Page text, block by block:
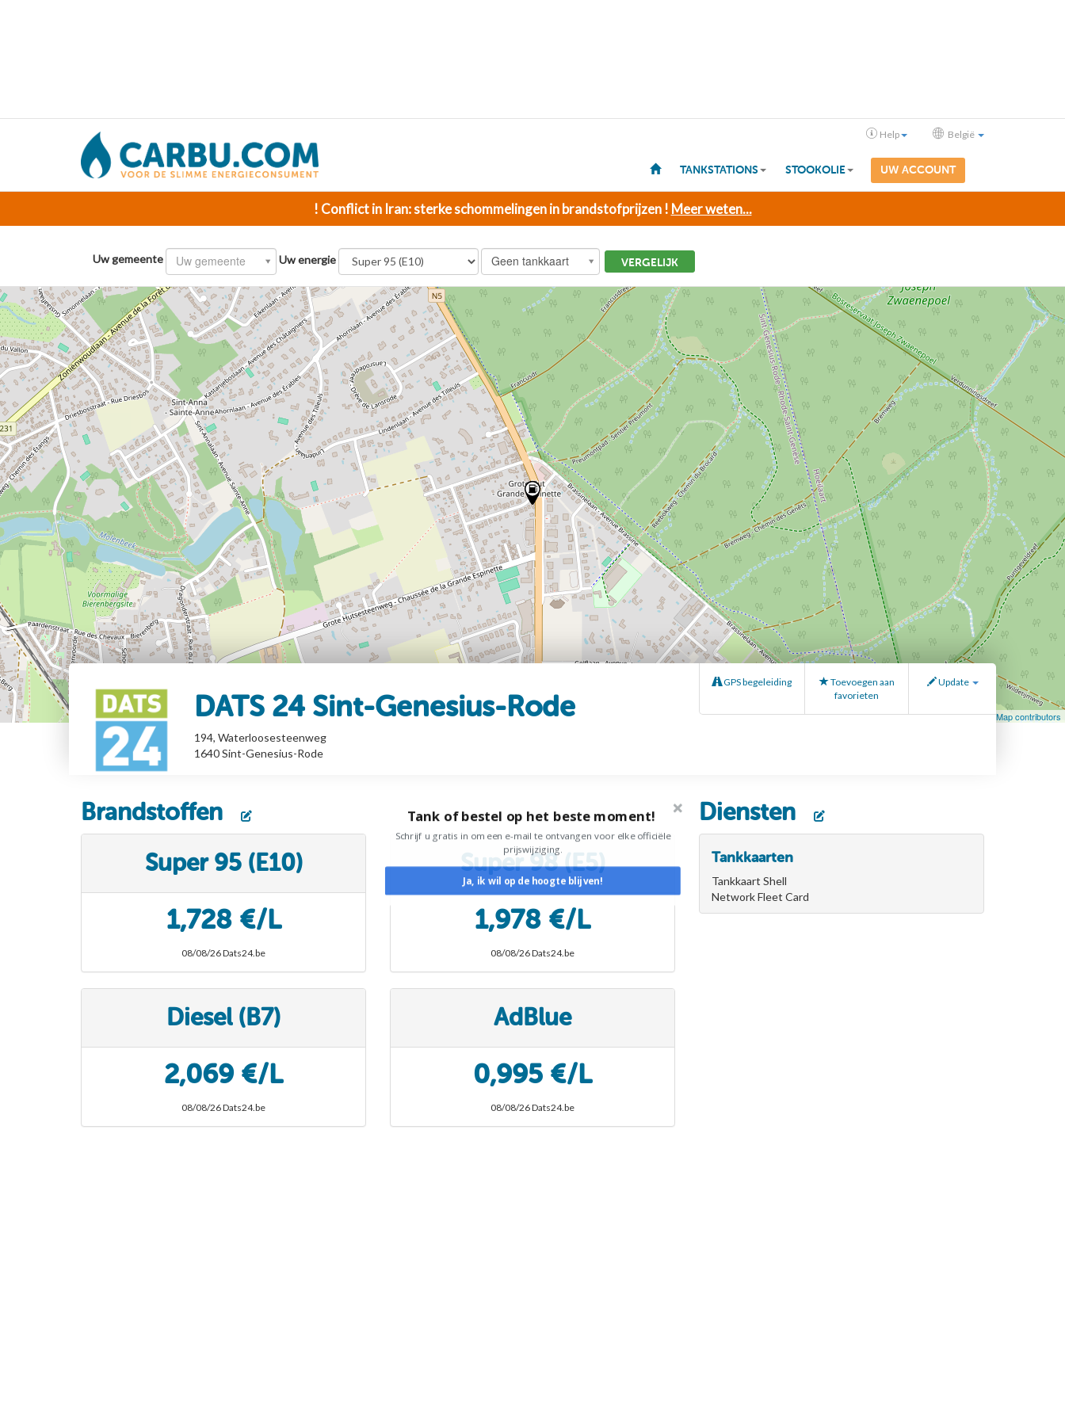
Help België
TANKSTATIONS STOOKOLIE UW ACCOUNT
! Conflict in Iran: sterke schommelingen in brandstofprijzen ! Meer weten...
Uw gemeente Uw gemeente Uw energie Geen tankkaart VERGELIJK
Leaflet| Map data ©OpenStreetMapcontributors, ©OpenStreetMap contributors
DATS 24 Sint-Genesius-Rode
194, Waterloosesteenweg
1640 Sint-Genesius-Rode
GPS begeleiding
Toevoegen aan
favorieten
Update
Brandstoffen
Super 95 (E10)
1,728 €/L
08/08/26 Dats24.be
Super 98 (E5)
1,978 €/L
08/08/26 Dats24.be
Diesel (B7)
2,069 €/L
08/08/26 Dats24.be
AdBlue
0,995 €/L
08/08/26 Dats24.be
Diensten
Tankkaarten
Tankkaart Shell
Network Fleet Card
Tank of bestel op het beste moment!
Schrijf u gratis in om een e-mail te ontvangen voor elke officiële
prijswijziging.
Ja, ik wil op de hoogte blijven!